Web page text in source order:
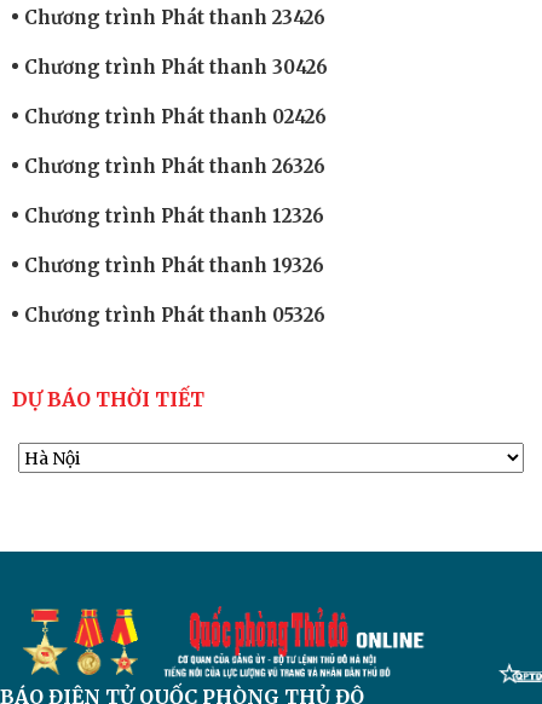
Chương trình Phát thanh 23426
Chương trình Phát thanh 30426
Chương trình Phát thanh 02426
Chương trình Phát thanh 26326
Chương trình Phát thanh 12326
Chương trình Phát thanh 19326
Chương trình Phát thanh 05326
DỰ BÁO THỜI TIẾT
BÁO ĐIỆN TỬQUỐC PHÒNG THỦ ĐÔ